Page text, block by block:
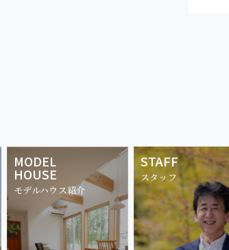
MODEL
HOUSE
モデルハウス紹介
STAFF
スタッフ